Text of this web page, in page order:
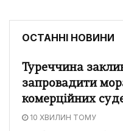
ОСТАННІ НОВИНИ
Туреччина
запровадити
комерційних
10 ХВИЛИН ТОМУ